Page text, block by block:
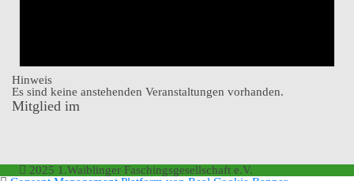
Hinweis
Es sind keine anstehenden Veranstaltungen vorhanden.
Mitglied im
2025 1.Waiblinger Faschingsgesellschaft e.V.